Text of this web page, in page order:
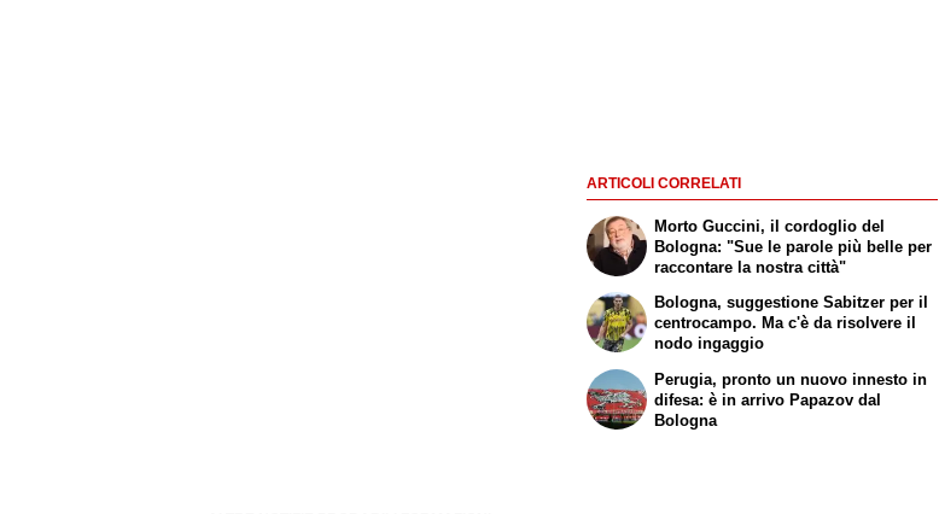
ARTICOLI CORRELATI
Morto Guccini, il cordoglio del
Bologna: "Sue le parole più belle per
raccontare la nostra città"
Bologna, suggestione Sabitzer per il
centrocampo. Ma c'è da risolvere il
nodo ingaggio
Perugia, pronto un nuovo innesto in
difesa: è in arrivo Papazov dal
Bologna